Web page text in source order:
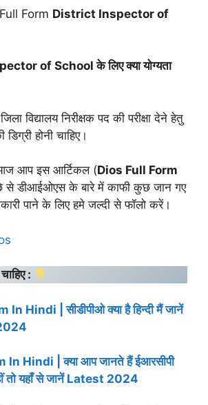
Form District Inspector of
of School के लिए क्या योग्यता
विद्यालय निरीक्षक पद की परीक्षा देने हेतु
होनी चाहिए।
आज आप इस आर्टिकल (Dios Full Form
से डीआईओएस के बारे में काफी कुछ जान गए
पाने के लिए हमे जल्दी से फॉलो करें।
:
Hindi | सीडीपीओ क्या है हिन्दी मैं जानें
In Hindi | क्या आप जानते हैं ईआरसीपी
तो यहाँ से जानें Latest 2024